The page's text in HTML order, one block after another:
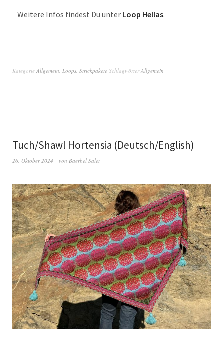
Weitere Infos findest Du unter Loop Hellas.
Kategorie Allgemein, Loops, Strickpakete SchlagwörterAllgemein
Tuch/Shawl Hortensia (Deutsch/English)
26. Oktober 2024 von Baerbel Salet